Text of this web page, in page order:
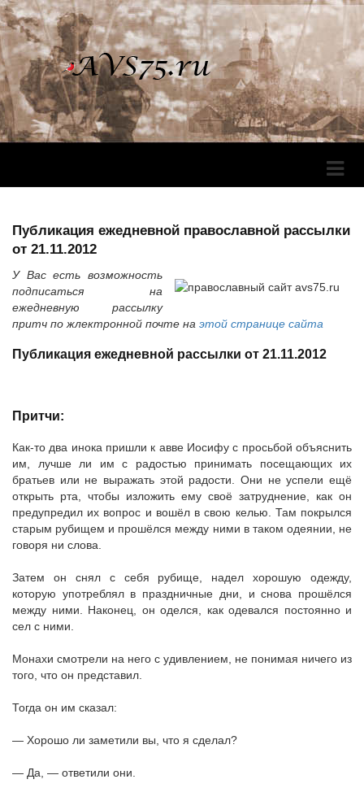
Публикация ежедневной православной рассылки
от 21.11.2012
У Вас есть возможность
подписаться на
ежедневную рассылку
притч по жлектронной почте на этой странице сайта
Публикация ежедневной рассылки от 21.11.2012
Притчи:
Как-то два инока пришли к авве Иосифу с просьбой объяснить
им, лучше ли им с радостью принимать посещающих их
братьев или не выражать этой радости. Они не успели ещё
открыть рта, чтобы изложить ему своё затруднение, как он
предупредил их вопрос и вошёл в свою келью. Там покрылся
старым рубищем и прошёлся между ними в таком одеянии, не
говоря ни слова.
Затем он снял с себя рубище, надел хорошую одежду,
которую употреблял в праздничные дни, и снова прошёлся
между ними. Наконец, он оделся, как одевался постоянно и
сел с ними.
Монахи смотрели на него с удивлением, не понимая ничего из
того, что он представил.
Тогда он им сказал:
— Хорошо ли заметили вы, что я сделал?
— Да, — ответили они.